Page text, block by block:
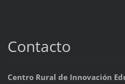
Contacto
Centro Rural de Innovación